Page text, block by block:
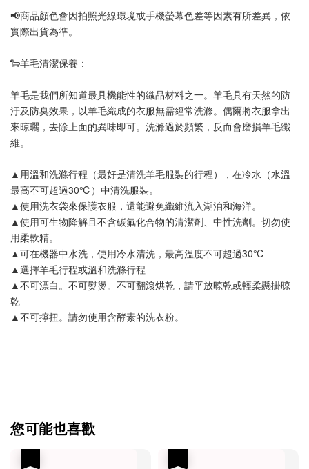
📢商品顏色會因拍照光線環境或手機螢幕色差等因素有所差異，依
實際出貨為準。
🐑羊毛清潔保養：
羊毛是我們所知道最具機能性的織品材料之一。羊毛具有天然的防
汙及防臭效果，以羊毛織成的衣服無需經常洗滌。偶爾將衣服拿出
來晾曬，去除上面的異味即可。洗滌過於頻繁，反而會磨損羊毛纖
維。
▲用溫和洗滌行程（最好是清洗羊毛服裝的行程），在冷水（水溫
最高不可超過30℃）中清洗服裝。
▲使用洗衣袋來保護衣服，還能避免纖維流入湖泊和海洋。
▲使用可生物降解且不含碳氟化合物的清潔劑、中性洗劑。切勿使
用柔軟精。
▲可在機器中水洗，使用冷水清洗，最高溫度不可超過30℃
▲選擇羊毛行程或溫和洗滌行程
▲不可漂白。不可熨燙。不可翻滾烘乾，請平放晾乾或輕柔懸掛晾
乾
▲不可擰扭。請勿使用含酵素的洗衣粉。
您可能也喜歡